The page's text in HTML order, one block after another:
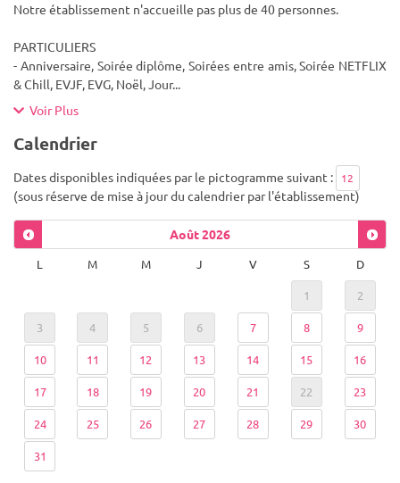
Notre établissement n'accueille pas plus de 40 personnes.
PARTICULIERS
- Anniversaire, Soirée diplôme, Soirées entre amis, Soirée NETFLIX
& Chill, EVJF, EVG, Noël, Jour...
Voir Plus
Calendrier
Dates disponibles indiquées par le pictogramme suivant : 12
(sous réserve de mise à jour du calendrier par l'établissement)
Août2026
L M M J V S D
1 2
3 4 5 6 7 8 9
10 11 12 13 14 15 16
17 18 19 20 21 22 23
24 25 26 27 28 29 30
31